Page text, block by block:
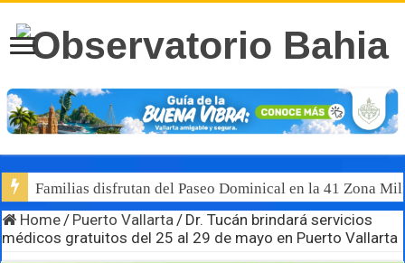
Familias disfrutan del Paseo Dominical en la 41 Zona
Home / Puerto Vallarta / Dr. Tucán brindará servicios
médicos gratuitos del 25 al 29 de mayo en Puerto Vallarta